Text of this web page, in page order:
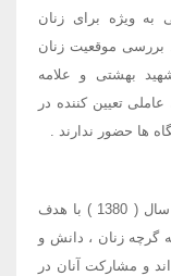
به ویژه برای زنان
بررسی موقعیت زنان
بهشتی و علامه
جنسیت ، عاملی تعیین کننده در
ها حضور ندارند .
تکرار همان پژوهش و پرسش ها در فاصله ده سال ( 1380 ) با هدف
گرچه زنان ، دانش و
و مشارکت آنان در